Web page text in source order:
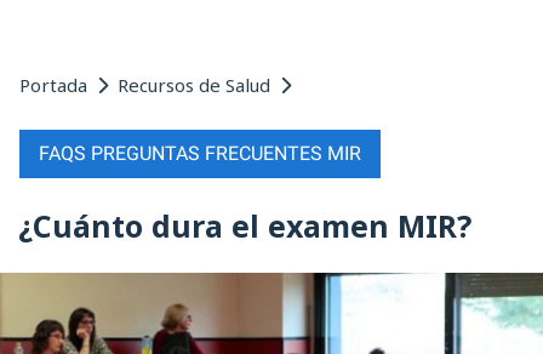
Portada Recursos de Salud
FAQS PREGUNTAS FRECUENTES MIR
¿Cuánto dura el examen MIR?